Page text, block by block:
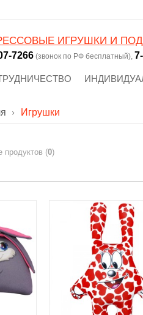
ИГРУШКИ И
7266 (звонок по РФ бесплатный),
Игрушки
Сравнение продуктов (0)